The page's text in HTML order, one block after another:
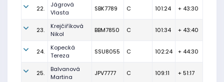
22.
Jágrová
Vlasta
SBK7789 C 101:24 + 43:30
23.
Krejčiříková
Nikol
BBM7850 C 101:34 + 43:40
24.
Kopecká
Tereza
SSU8055 C 102:24 + 44:30
25.
Balvanová
Martina
JPV7777 C 109:11 + 51:17